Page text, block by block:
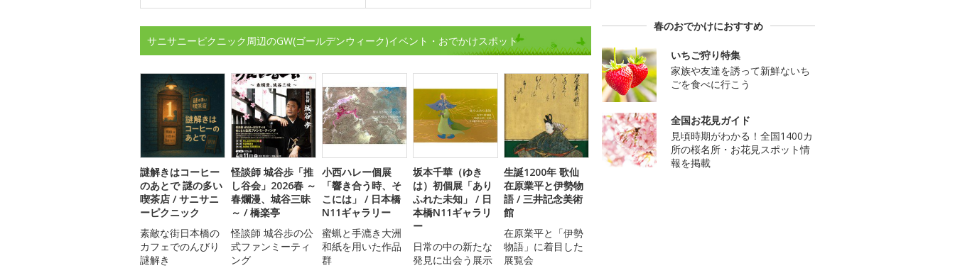
サニサニーピクニック周辺のGW(ゴールデンウィーク)イベント・おでかけスポット
謎解きはコーヒー
のあとで 謎の多い
喫茶店 / サニサニ
ーピクニック
素敵な街日本橋の
カフェでのんびり
謎解き
怪談師 城谷歩「推
し谷会」2026春 ～
春爛漫、城谷三昧
～ / 橋楽亭
怪談師 城谷歩の公
式ファンミーティ
ング
小西ハレー個展
「響き合う時、そ
こには」 / 日本橋
N11ギャラリー
蜜蝋と手漉き大洲
和紙を用いた作品
群
坂本千華（ゆき
は）初個展「あり
ふれた未知」 / 日
本橋N11ギャラリ
ー
日常の中の新たな
発見に出会う展示
生誕1200年 歌仙
在原業平と伊勢物
語 / 三井記念美術
館
在原業平と「伊勢
物語」に着目した
展覧会
春のおでかけにおすすめ
いちご狩り特集
家族や友達を誘って新鮮ないち
ごを食べに行こう
全国お花見ガイド
見頃時期がわかる！全国1400カ
所の桜名所・お花見スポット情
報を掲載